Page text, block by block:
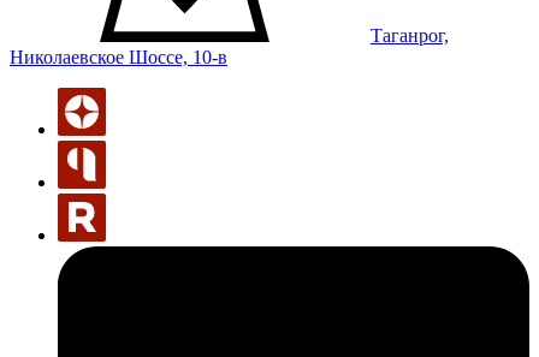
Таганрог,
Николаевское Шоссе, 10-в